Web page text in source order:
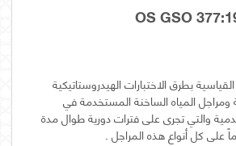
بطرق الاختبارات الهيدروستاتيكية
ومراجل المياه الساخنة المستخدمة في
والتي تجرى على فترات دورية طوال مدة
على كل أنواع هذه المراجل .